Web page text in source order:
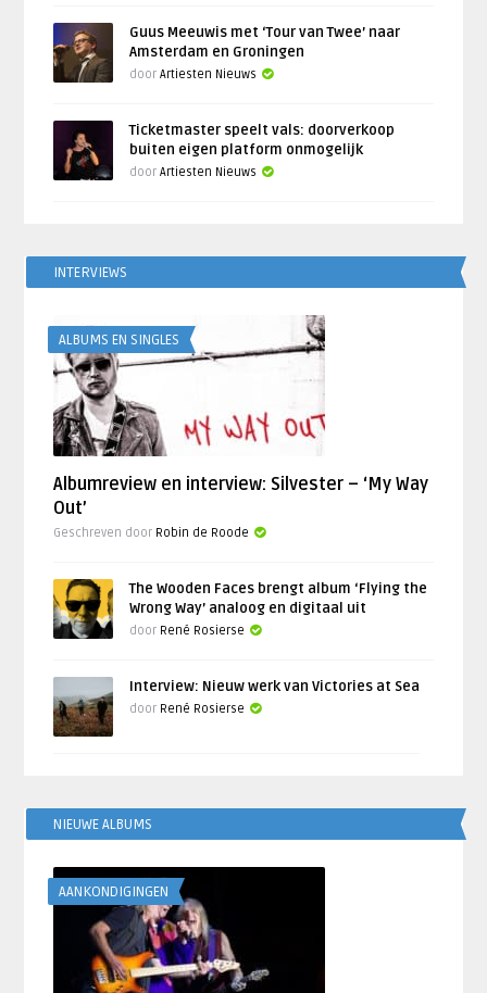
Guus Meeuwis met ‘Tour van Twee’ naar
Amsterdam en Groningen
doorArtiesten Nieuws
Ticketmaster speelt vals: doorverkoop
buiten eigen platform onmogelijk
doorArtiesten Nieuws
INTERVIEWS
ALBUMS EN SINGLES
Albumreview en interview: Silvester – ‘My Way
Out’
Geschreven door Robin de Roode
The Wooden Faces brengt album ‘Flying the
Wrong Way’ analoog en digitaal uit
door René Rosierse
Interview: Nieuw werk van Victories at Sea
door René Rosierse
NIEUWE ALBUMS
AANKONDIGINGEN